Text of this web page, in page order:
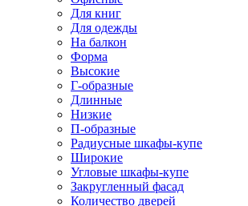
Для книг
Для одежды
На балкон
Форма
Высокие
Г-образные
Длинные
Низкие
П-образные
Радиусные шкафы-купе
Широкие
Угловые шкафы-купе
Закругленный фасад
Количество дверей